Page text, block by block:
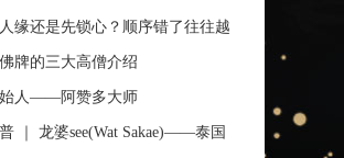
缘还是先锁心？顺序错了往往越
牌的三大高僧介绍
人——阿赞多大师
｜ 龙婆see(Wat Sakae)——泰国